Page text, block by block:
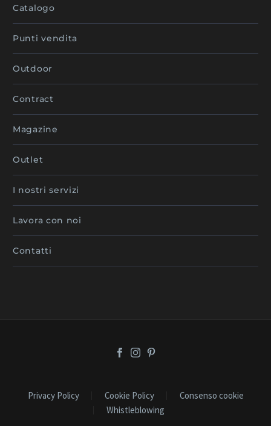
Catalogo
Punti vendita
Outdoor
Contract
Magazine
Outlet
I nostri servizi
Lavora con noi
Contatti
Privacy Policy Cookie Policy
Consenso cookie
Whistleblowing